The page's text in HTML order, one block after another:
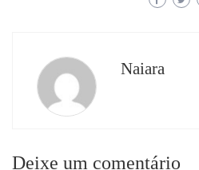
Naiara
Deixe um comentário